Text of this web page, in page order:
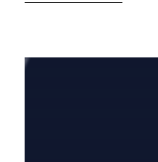
pourquoi les cours sur